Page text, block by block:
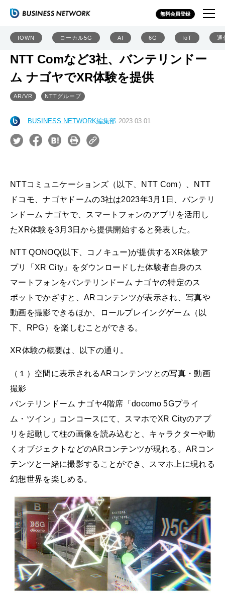
無料会員登録
IOWN ローカル5G AI 6G IoT 通
NTT Comなど3社、バンテリンドー
ム ナゴヤでXR体験を提供
AR/VR NTTグループ
BUSINESS NETWORK編集部 2023.03.01
NTTコミュニケーションズ（以下、NTT Com）、NTT
ドコモ、ナゴヤドームの3社は2023年3月1日、バンテリ
ンドーム ナゴヤで、スマートフォンのアプリを活用し
たXR体験を3月3日から提供開始すると発表した。
NTT QONOQ(以下、コノキュー)が提供するXR体験ア
プリ「XR City」をダウンロードした体験者自身のス
マートフォンをバンテリンドーム ナゴヤの特定のス
ポットでかざすと、ARコンテンツが表示され、写真や
動画を撮影できるほか、ロールプレイングゲーム（以
下、RPG）を楽しむことができる。
XR体験の概要は、以下の通り。
（１）空間に表示されるARコンテンツとの写真・動画
撮影
バンテリンドーム ナゴヤ4階席「docomo 5Gプライ
ム・ツイン」コンコースにて、スマホでXR Cityのアプ
リを起動して柱の画像を読み込むと、キャラクターや動
くオブジェクトなどのARコンテンツが現れる。ARコン
テンツと一緒に撮影することができ、スマホ上に現れる
幻想世界を楽しめる。